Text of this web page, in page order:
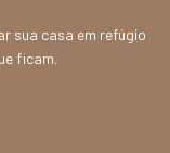
sua casa em refúgio
ficam.